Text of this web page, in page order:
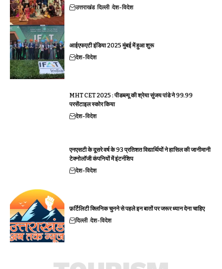
उत्तराखंड दिल्ली देश-विदेश
आईएफएटी इंडिया 2025 मुंबई में हुआ शुरू
देश-विदेश
MHT CET 2025 : पीडब्ल्यू की श्रेया सुंजय पांडे ने 99.99
परसेंटाइल स्कोर किया
देश-विदेश
एनएसटी के दूसरे वर्ष के 93 प्रतिशत विद्यार्थियों ने हासिल की जानीमानी
टेक्नोलॉजी कंपनियों में इंटर्नशिप
देश-विदेश
फ़र्टिलिटी क्लिनिक चुनने से पहले इन बातों पर जरूर ध्यान देना चाहिए
दिल्ली देश-विदेश